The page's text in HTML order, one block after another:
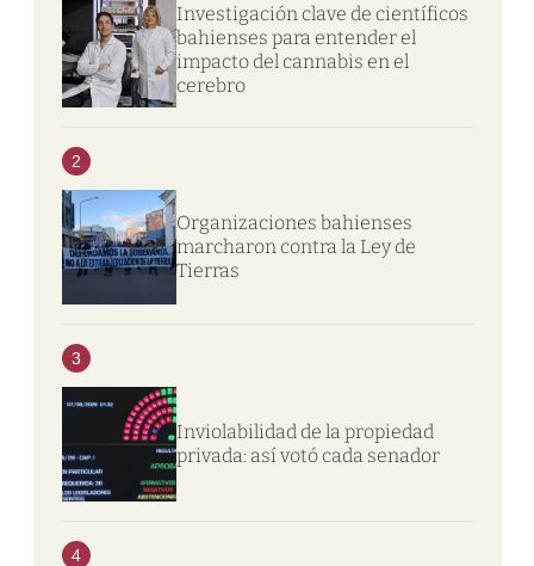
Investigación clave de científicos
bahienses para entender el
impacto del cannabis en el
cerebro
2
Organizaciones bahienses
marcharon contra la Ley de
Tierras
3
Inviolabilidad de la propiedad
privada: así votó cada senador
4